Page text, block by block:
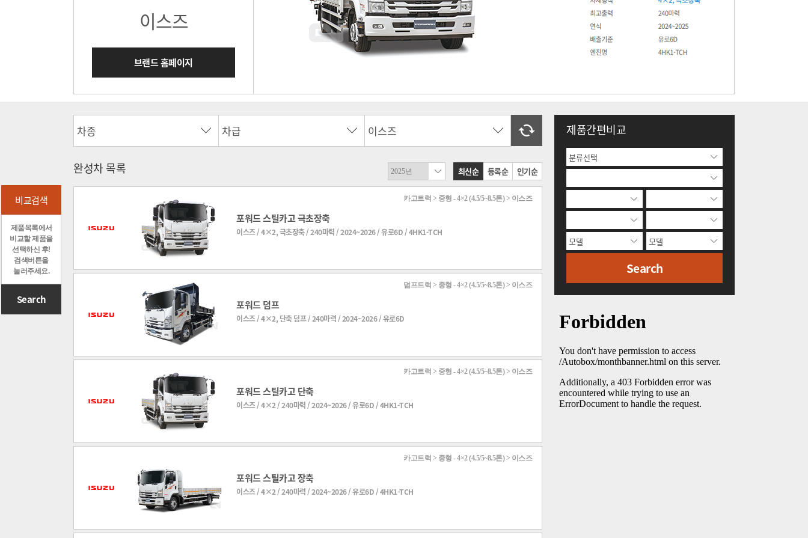
이스즈
브랜드 홈페이지

완성차 목록 최신순 등록순 인기순
카고트럭 > 중형 - 4×2 (4.5/5~8.5톤) > 이스즈
포워드 스틸카고 극초장축
이스즈 / 4×2, 극초장축 / 240마력 / 2024~2026 / 유로6D / 4HK1-TCH
덤프트럭 > 중형 - 4×2 (4.5/5~8.5톤) > 이스즈
포워드 덤프
이스즈 / 4×2, 단축 덤프 / 240마력 / 2024~2026 / 유로6D
카고트럭 > 중형 - 4×2 (4.5/5~8.5톤) > 이스즈
포워드 스틸카고 단축
이스즈 / 4×2 / 240마력 / 2024~2026 / 유로6D / 4HK1-TCH
카고트럭 > 중형 - 4×2 (4.5/5~8.5톤) > 이스즈
포워드 스틸카고 장축
이스즈 / 4×2 / 240마력 / 2024~2026 / 유로6D / 4HK1-TCH
비교검색
제품목록에서
비교할 제품을
선택하신 후!
검색버튼을
눌러주세요.
Search
제품간편비교
Search